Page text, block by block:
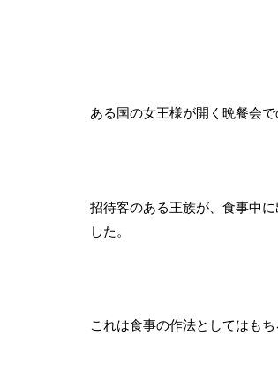
ある国の女王様が開く晩餐会で
招待客のある王族が、食事中
した。
これは食事の作法としてはもち